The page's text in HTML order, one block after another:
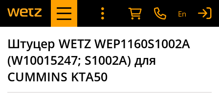
En
Штуцер WETZ WEP1160S1002A
(W10015247; S1002A) для
CUMMINS KTA50